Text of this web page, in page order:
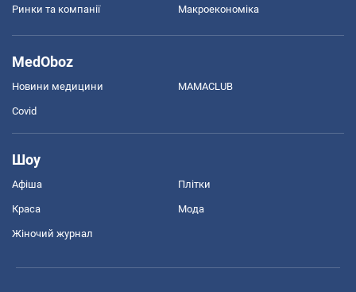
Ринки та компанії Макроекономіка
MedOboz
Новини медицини MAMACLUB
Covid
Шоу
Афіша Плітки
Краса Мода
Жіночий журнал